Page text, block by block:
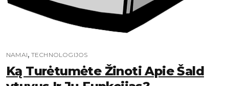
NAMAI, TECHNOLOGIJOS
Ką Turėtumėte Žinoti Apie Šald